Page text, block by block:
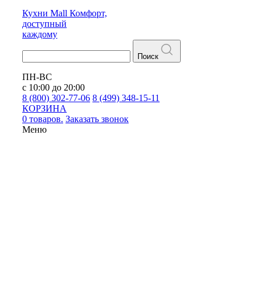
Кухни Mall Комфорт,
доступный
каждому
Поиск
ПН-ВС
с 10:00 до 20:00
8 (800) 302-77-06 8 (499) 348-15-11
КОРЗИНА
0 товаров. Заказать звонок
Меню